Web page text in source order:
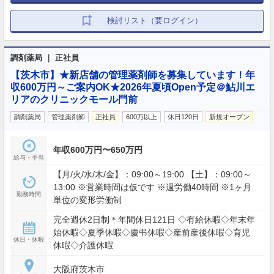
検討リスト（要ログイン）
調剤薬局 ｜ 正社員
【茨木市】★新店舗の管理薬剤師を募集しています！年
収600万円～ご案内OK★2026年夏頃Open予定＠鮎川エ
リアのクリニックモール門前
調剤薬局 管理薬剤師 正社員 600万以上 休日120日 新規オープン
給与・手当
年収600万円〜650万円
勤務時間
【月/火/水/木/金】：09:00～19:00 【土】：09:00～
13:00 ※営業時間は仮です ※週労働40時間 ※1ヶ月
単位の変形労働制
休日・休暇
完全週休2日制＊年間休日121日 ◇有給休暇◇年末年
始休暇◇夏季休暇◇慶弔休暇◇産前産後休暇◇育児
休暇◇介護休暇
大阪府茨木市